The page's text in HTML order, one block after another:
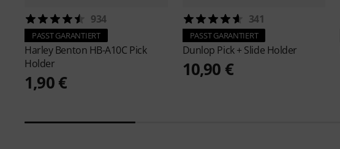
934
PASST GARANTIERT
Harley Benton HB-A10C Pick
Holder
1,90 €
341
PASST GARANTIERT
Dunlop Pick + Slide Holder
10,90 €